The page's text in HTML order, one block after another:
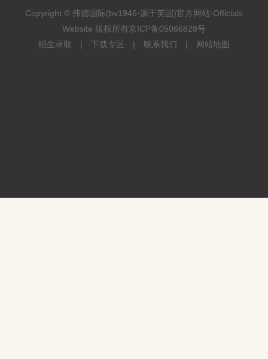
Copyright © 伟德国际(bv1946·源于英国)官方网站-Officials
Website 版权所有京ICP备05066828号
招生录取
| 下载专区 | 联系我们 | 网站地图